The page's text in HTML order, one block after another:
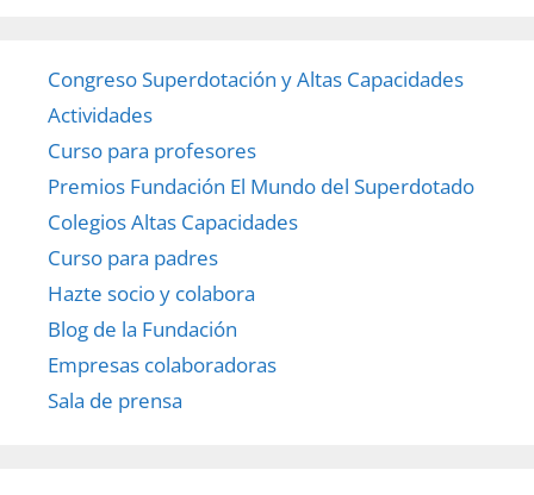
Congreso Superdotación y Altas Capacidades
Actividades
Curso para profesores
Premios Fundación El Mundo del Superdotado
Colegios Altas Capacidades
Curso para padres
Hazte socio y colabora
Blog de la Fundación
Empresas colaboradoras
Sala de prensa